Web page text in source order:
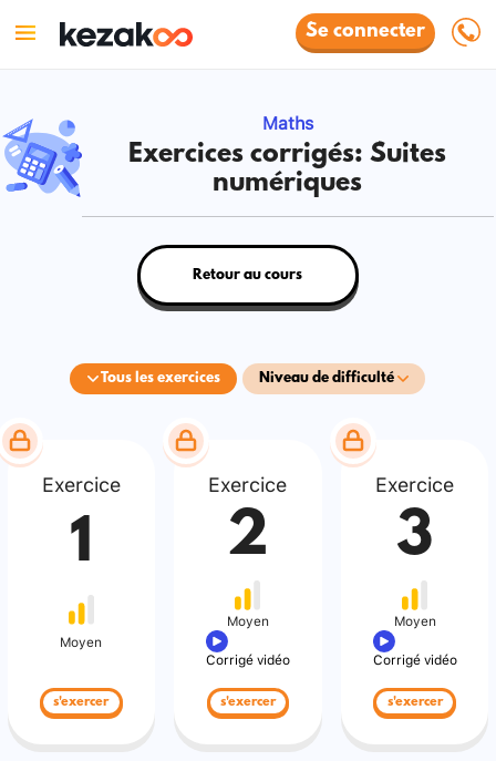
Se connecter
Maths
Exercices corrigés: Suites
numériques
Tous les exercices Niveau de difficulté
Retour au cours
Exercice
1
Moyen
s'exercer
Exercice
2
Moyen
Corrigé vidéo
s'exercer
Exercice
3
Moyen
Corrigé vidéo
s'exercer